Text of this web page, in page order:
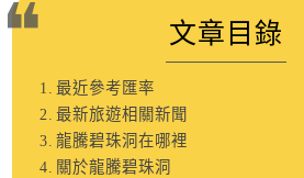
文章目錄
最近參考匯率
最新旅遊相關新聞
龍騰碧珠洞在哪裡
關於龍騰碧珠洞